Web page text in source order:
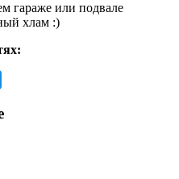
гараже или подвале
хлам :)